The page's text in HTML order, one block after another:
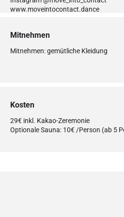
www.moveintocontact.dance
Mitnehmen
Mitnehmen: gemütliche Kleidung
Kosten
29€ inkl. Kakao-Zeremonie
Optionale Sauna: 10€ /Person (ab 5